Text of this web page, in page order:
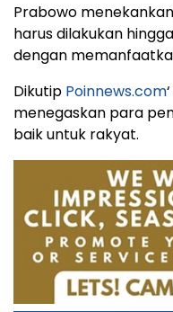
Prabowo
harus dilakukan
dengan
Dikutip Poinnews.com
menegaskan para
baik untuk rakyat.